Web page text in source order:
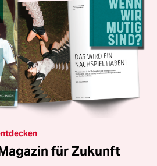
für Zukunft